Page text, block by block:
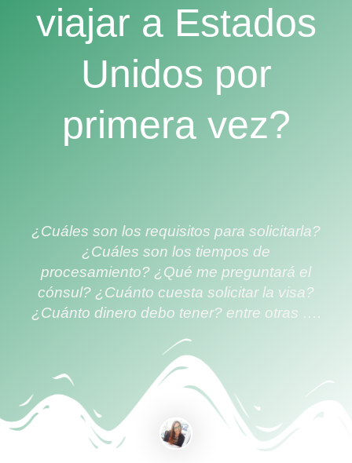
viajar a Estados
Unidos por
primera vez?
¿Cuáles son los requisitos para solicitarla?
¿Cuáles son los tiempos de
procesamiento? ¿Qué me preguntará el
cónsul? ¿Cuánto cuesta solicitar la visa?
¿Cuánto dinero debo tener? entre otras ….